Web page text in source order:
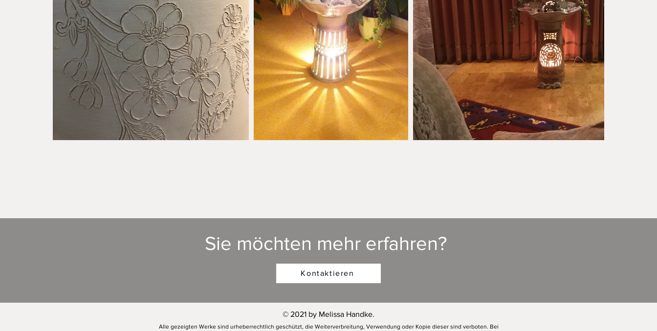
Sie möchten mehr erfahren?
Kontaktieren
© 2021 by Melissa Handke.
Alle gezeigten Werke sind urheberrechtlich geschützt, die Weiterverbreitung, Verwendung oder Kopie dieser sind verboten. Bei